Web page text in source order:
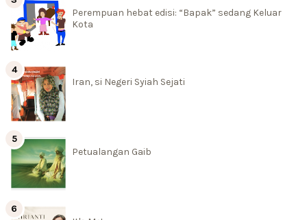
Perempuan hebat edisi: “Bapak” sedang Keluar
Kota
Iran, si Negeri Syiah Sejati
Petualangan Gaib